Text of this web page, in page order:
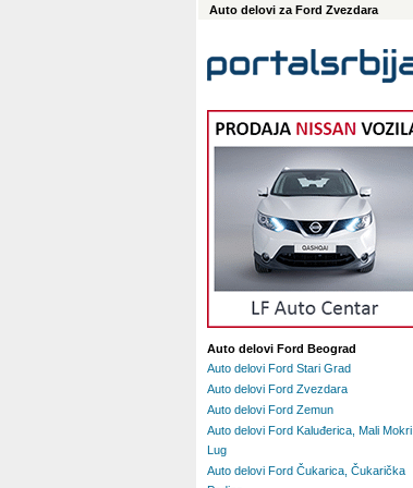
Auto delovi za Ford Zvezdara
Auto delovi Ford Beograd
Auto delovi Ford Stari Grad
Auto delovi Ford Zvezdara
Auto delovi Ford Zemun
Auto delovi Ford Kaluđerica, Mali Mokri
Lug
Auto delovi Ford Čukarica, Čukarička